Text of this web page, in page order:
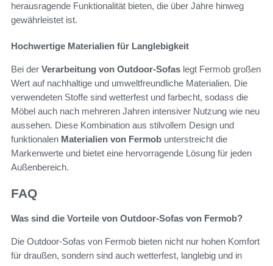
herausragende Funktionalität bieten, die über Jahre hinweg
gewährleistet ist.
Hochwertige Materialien für Langlebigkeit
Bei der Verarbeitung von Outdoor-Sofas legt Fermob großen
Wert auf nachhaltige und umweltfreundliche Materialien. Die
verwendeten Stoffe sind wetterfest und farbecht, sodass die
Möbel auch nach mehreren Jahren intensiver Nutzung wie neu
aussehen. Diese Kombination aus stilvollem Design und
funktionalen Materialien von Fermob unterstreicht die
Markenwerte und bietet eine hervorragende Lösung für jeden
Außenbereich.
FAQ
Was sind die Vorteile von Outdoor-Sofas von Fermob?
Die Outdoor-Sofas von Fermob bieten nicht nur hohen Komfort
für draußen, sondern sind auch wetterfest, langlebig und in